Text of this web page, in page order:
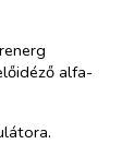
alfa-